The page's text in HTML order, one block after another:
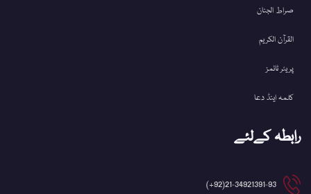
صراط الجنان
القرآن الکریم
پریئر ٹائمز
کلمہ اینڈ دعا
رابطہ کےلئے
21-34921391-93(92+)